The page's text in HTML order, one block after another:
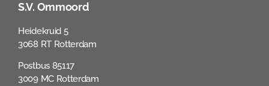
S.V. Ommoord
Heidekruid 5
3068 RT Rotterdam
Postbus 85117
3009 MC Rotterdam